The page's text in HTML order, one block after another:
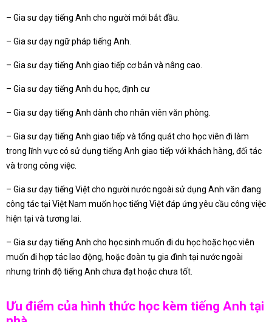
– Gia sư dạy tiếng Anh cho người mới bắt đầu.
– Gia sư dạy ngữ pháp tiếng Anh.
– Gia sư dạy tiếng Anh giao tiếp cơ bản và nâng cao.
– Gia sư dạy tiếng Anh du học, định cư
– Gia sư dạy tiếng Anh dành cho nhân viên văn phòng.
– Gia sư dạy tiếng Anh giao tiếp và tổng quát cho học viên đi làm
trong lĩnh vực có sử dụng tiếng Anh giao tiếp với khách hàng, đối tác
và trong công việc.
– Gia sư dạy tiếng Việt cho người nước ngoài sử dụng Anh văn đang
công tác tại Việt Nam muốn học tiếng Việt đáp ứng yêu cầu công việc
hiện tại và tương lai.
– Gia sư dạy tiếng Anh cho học sinh muốn đi du học hoặc học viên
muốn đi hợp tác lao động, hoặc đoàn tụ gia đình tại nước ngoài
nhưng trình độ tiếng Anh chưa đạt hoặc chưa tốt.
Ưu điểm của hình thức học kèm tiếng Anh tại